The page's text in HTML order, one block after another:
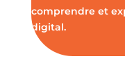
comprendre et
digital.